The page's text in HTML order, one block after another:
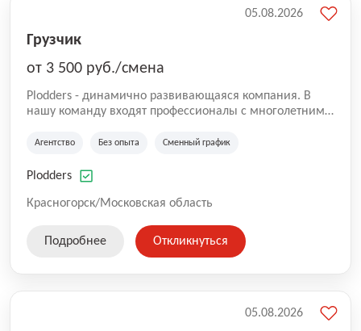
Грузчик
от 3 500 руб./смена
Plodders - динамично развивающаяся компания. В
нашу команду входят профессионалы с многолетним
на рынке аутсорсинга, а накопленный опыт позволяют
оказываемых услуг.
Агентство Без опыта Сменный график
Plodders
Красногорск/Московская область
05.08.2026
Подробнее Откликнуться
05.08.2026